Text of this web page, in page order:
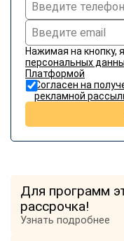
Нажимая на кнопку,
персональных
Платформой
Согласен на
рекламной
Для программ
рассрочка!
Узнать подробнее
online